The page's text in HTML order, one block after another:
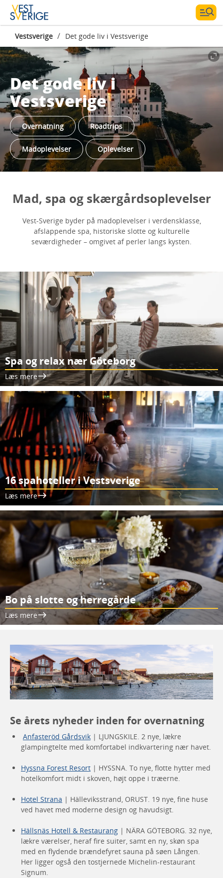
Vestsverige / Det gode liv i Vestsverige
Det gode liv i
Vestsverige
Overnatning Roadtrips
Madoplevelser Oplevelser
Mad, spa og skærgårdsoplevelser
Vest-Sverige byder på madoplevelser i verdensklasse,
afslappende spa, historiske slotte og kulturelle
seværdigheder – omgivet af perler langs kysten.
Spa og relax nær Göteborg
Læs mere
16 spahoteller i Vestsverige
Læs mere
Bo på slotte og herregårde
Læs mere
Se årets nyheder inden for overnatning
Anfasteröd Gårdsvik | LJUNGSKILE. 2 nye, lækre
glampingtelte med komfortabel indkvartering nær havet.
Hyssna Forest Resort | HYSSNA. To nye, flotte hytter med
hotelkomfort midt i skoven, højt oppe i træerne.
Hotel Strana | Hälleviksstrand, ORUST. 19 nye, fine huse
ved havet med moderne design og havudsigt.
Hällsnäs Hotell & Restaurang | NÄRA GÖTEBORG. 32 nye,
lækre værelser, heraf fire suiter, samt en ny, skøn spa
med en flydende brændefyret sauna på søen Lången.
Her ligger også den tostjernede Michelin-restaurant
Signum.